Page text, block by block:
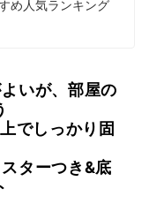
め人気ランキング
いが、部屋の
でしっかり固
ターつき&底